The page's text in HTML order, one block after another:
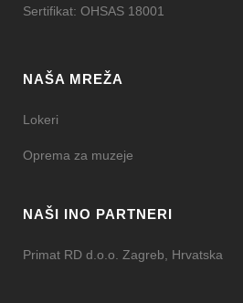
Sertifikat: OHSAS 18001
NAŠA MREŽA
Lokeri
Oprema za muzeje
NAŠI INO PARTNERI
Primat RD d.o.o. Zagreb, Hrvatska